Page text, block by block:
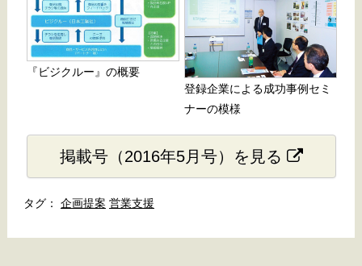
『ビジクルー』の概要
登録企業による成功事例セミ
ナーの模様
掲載号（2016年5月号）を見る
企画提案 営業支援